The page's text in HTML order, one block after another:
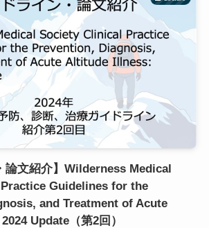
論文紹介】Wilderness Medical
Guidelines for the
and Treatment of Acute
Update（第2回）